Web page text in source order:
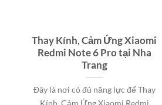
Thay Kính, Cảm Ứng Xiaomi
Redmi Note 6 Pro tại Nha
Trang
Đây là nơi có đủ năng lực để Thay
Kính, Cảm Ứng Xiaomi Redmi